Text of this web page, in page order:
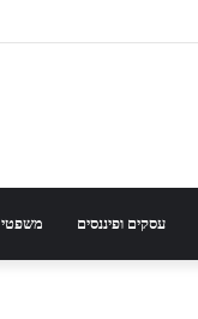
עסקים ופיננסים משפטי